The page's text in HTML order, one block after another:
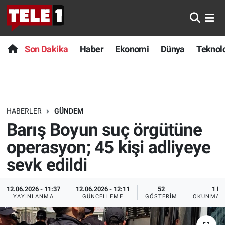
Son Dakika Haber Ekonomi Dünya
HABERLER GÜNDEM
Barış Boyun suç örgütüne
operasyon; 45 kişi adliyeye
sevk edildi
12.06.2026 - 11:37
YAYINLANMA
12.06.2026 - 12:11
GÜNCELLEME
52
GÖSTERIM
1 DK
OKUNMA
Anında Manşet
Başka Sohbetler
Bilim turu
Bilim ve Teknoloji Evreni
Doğa Konuşuyor
Dünya
Ege Saati
Son Dakika
Haber
Dünya
Teknoloji
Sağlık
Spor
Yayın Akışı
Nöbetçi Eczaneler
Hava Durumu
Trafik Durumu
Süper Lig Puan Durumu ve Fikstür
Tüm Manşetler
Son Dakika Haberleri
Haber Arşivi